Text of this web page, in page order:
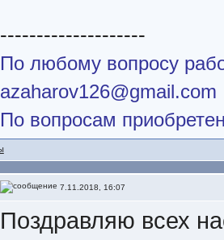
--------------------
По любому вопросу
azaharov126@gmail.com
По вопросам
7.11.2018, 16:07
Поздравляю всех